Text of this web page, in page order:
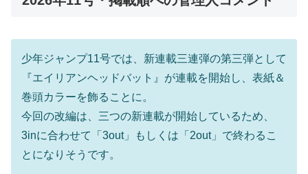
少年ジャンプ11号では、新連載三連弾の第三弾として
『エイリアンヘッドバット』が連載を開始し、表紙＆
巻頭カラーを飾ることに。
今回の改編は、三つの新連載が開始しているため、
3inに合わせて「3out」もしくは「2out」で終わるこ
とになりそうです。